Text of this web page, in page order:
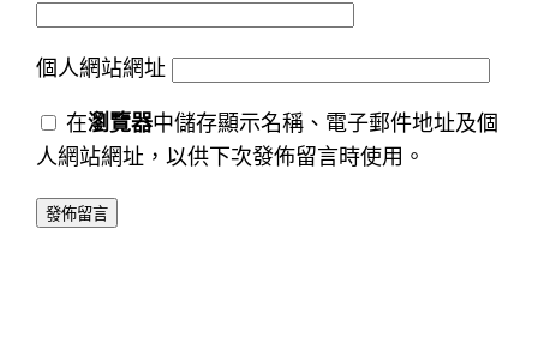
個人網站網址
在瀏覽器中儲存顯示名稱、電子郵件地址及個
人網站網址，以供下次發佈留言時使用。